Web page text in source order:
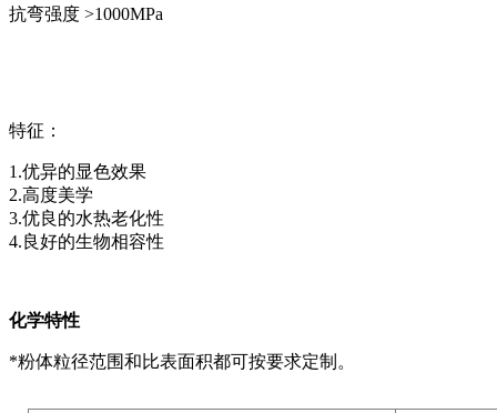
抗弯强度 >1000MPa
特征：
1.优异的显色效果
2.高度美学
3.优良的水热老化性
4.良好的生物相容性
化学特性
*粉体粒径范围和比表面积都可按要求定制。